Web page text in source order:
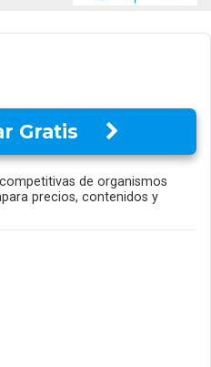
Gratis
competitivas de organismos
precios, contenidos y